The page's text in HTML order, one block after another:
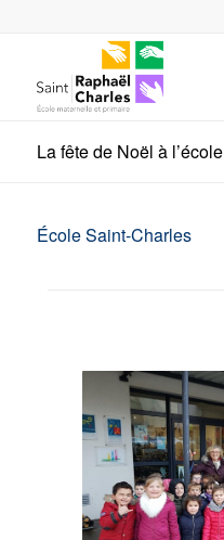
La fête de Noël à l’école
École Saint-Charles